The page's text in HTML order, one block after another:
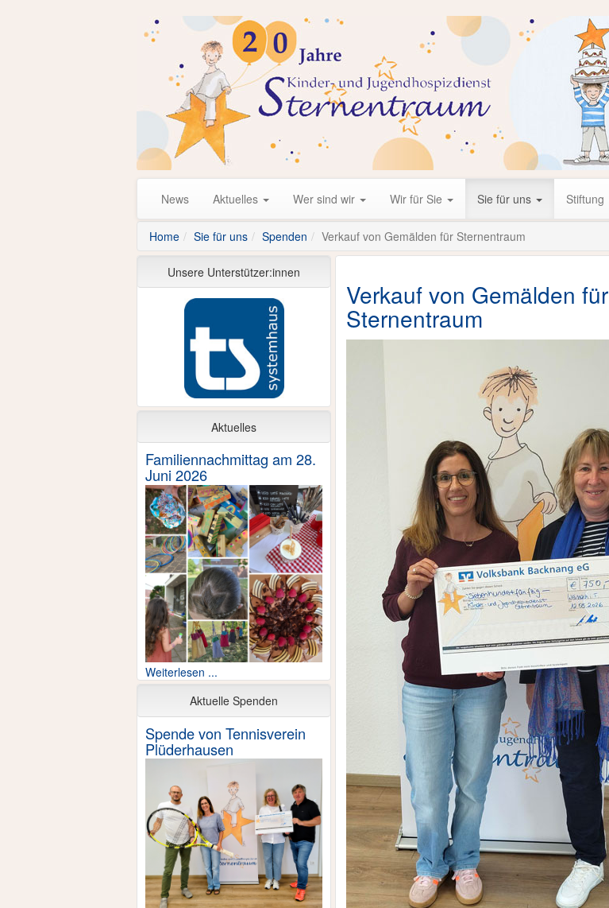
News Aktuelles Wer sind wir Wir für Sie Sie für uns Stiftung
Home Sie für uns Spenden Verkauf von Gemälden für Sternentraum
Verkauf von Gemälden für
Sternentraum
Unsere Unterstützer:innen
Aktuelles
Familiennachmittag am 28.
Juni 2026
Weiterlesen ...
Aktuelle Spenden
Spende von Tennisverein
Plüderhausen